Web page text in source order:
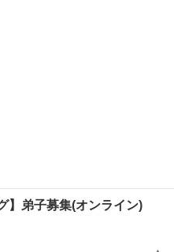
】弟子募集(オンライン)